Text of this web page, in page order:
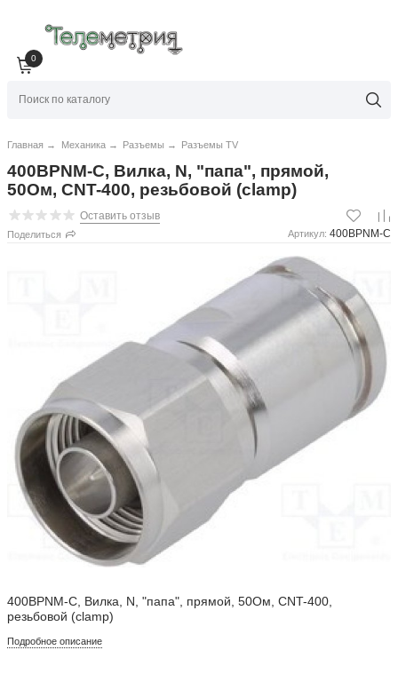
0
Главная → Механика → Разъемы → Разъемы TV
400BPNM-C, Вилка, N, "папа", прямой,
50Ом, CNT-400, резьбовой (clamp)
Оставить отзыв
Поделиться Артикул: 400BPNM-C
400BPNM-C, Вилка, N, "папа", прямой, 50Ом, CNT-400,
резьбовой (clamp)
Подробное описание